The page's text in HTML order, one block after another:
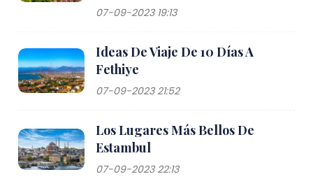
07-09-2023 19:13
Ideas De Viaje De 10 Días A
Fethiye
07-09-2023 21:52
Los Lugares Más Bellos De
Estambul
07-09-2023 22:13